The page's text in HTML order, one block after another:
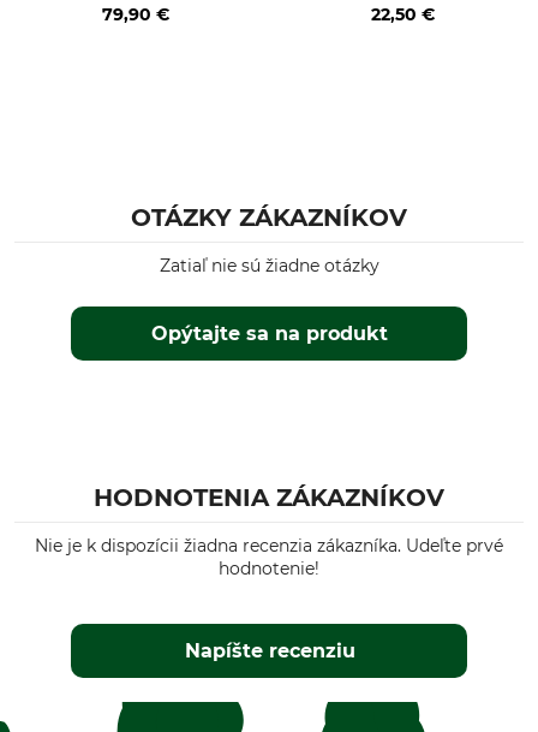
79,90 €
22,50 €
OTÁZKY ZÁKAZNÍKOV
Opýtajte sa na produkt
Zatiaľ nie sú žiadne otázky
HODNOTENIA ZÁKAZNÍKOV
Nie je k dispozícii žiadna recenzia zákazníka. Udeľte prvé
hodnotenie!
Napíšte recenziu